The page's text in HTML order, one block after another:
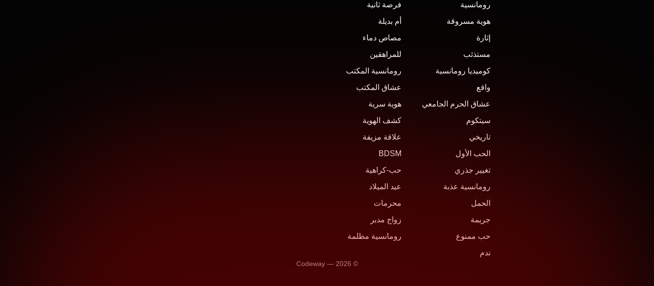
رومانسية
فرصة ثانية
هوية مسروقة
أم بديلة
إثارة
مصاص دماء
مستذئب
للمراهقين
كوميديا رومانسية
رومانسية المكتب
واقع
عشاق المكتب
عشاق الحرم الجامعي
هوية سرية
سيتكوم
كشف الهوية
تاريخي
علاقة مزيفة
الحب الأول
BDSM
تغيير جذري
حب-كراهية
رومانسية عذبة
عيد الميلاد
الحمل
محرمات
جريمة
زواج مدبر
حب ممنوع
رومانسية مظلمة
ندم
© 2026 — Codeway